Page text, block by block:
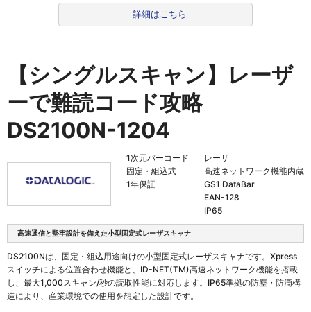
詳細はこちら
【シングルスキャン】レーザ
ーで難読コード攻略
DS2100N-1204
1次元バーコード
固定・組込式
1年保証
レーザ
高速ネットワーク機能内蔵
GS1 DataBar
EAN-128
IP65
高速通信と堅牢設計を備えた小型固定式レーザスキャナ
DS2100Nは、固定・組込用途向けの小型固定式レーザスキャナです。Xpress
スイッチによる位置合わせ機能と、ID-NET(TM)高速ネットワーク機能を搭載
し、最大1,000スキャン/秒の読取性能に対応します。IP65準拠の防塵・防滴構
造により、産業環境での使用を想定した設計です。